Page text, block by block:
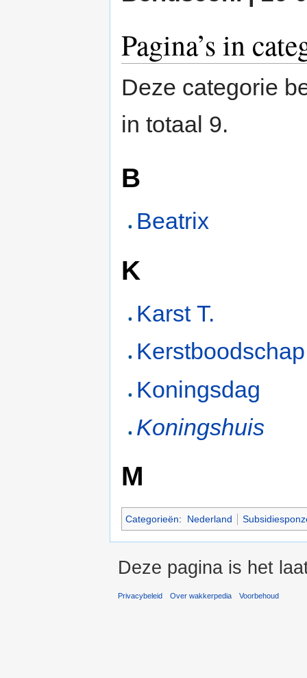
Pagina’s in
Deze categorie
in totaal 9.
B
Beatrix
K
Karst T.
Kerstboodschap
Koningsdag
Koningshuis
M
Categorieën: Nederland
Deze pagina is het
Privacybeleid Over wakkerpedia Voorbehoud